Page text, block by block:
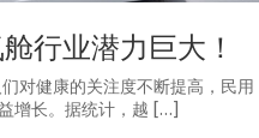
行业潜力巨大！
对健康的关注度不断提高，民用
增长。据统计，越 […]